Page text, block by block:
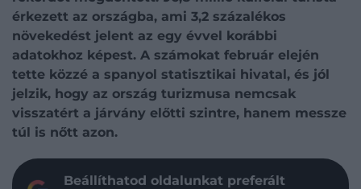
érkezett az országba, ami 3,2 százalékos
növekedést jelent az egy évvel korábbi
adatokhoz képest. A számokat február elején
tette közzé a spanyol statisztikai hivatal, és jól
jelzik, hogy az ország turizmusa nemcsak
visszatért a járvány előtti szintre, hanem messze
túl is nőtt azon.
Beállíthatod oldalunkat preferált